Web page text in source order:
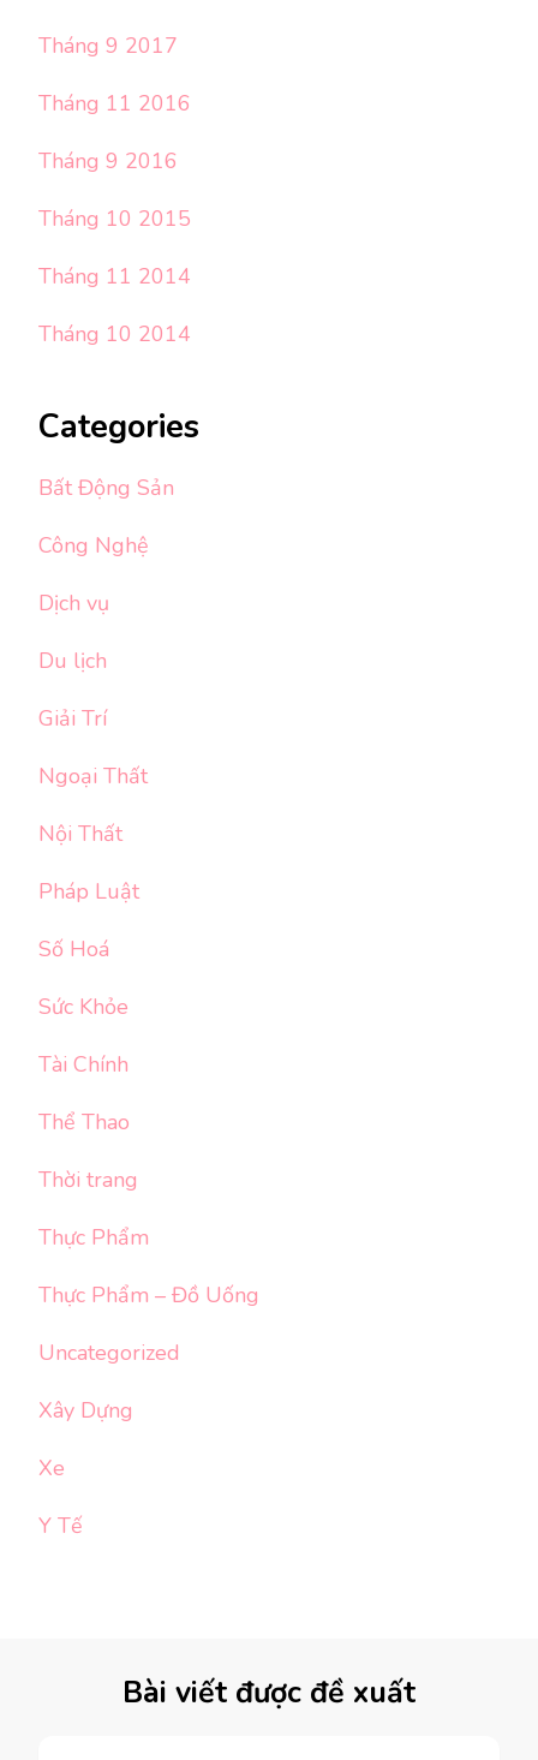
Tháng 9 2017
Tháng 11 2016
Tháng 9 2016
Tháng 10 2015
Tháng 11 2014
Tháng 10 2014
Categories
Bất Động Sản
Công Nghệ
Dịch vụ
Du lịch
Giải Trí
Ngoại Thất
Nội Thất
Pháp Luật
Số Hoá
Sức Khỏe
Tài Chính
Thể Thao
Thời trang
Thực Phẩm
Thực Phẩm – Đồ Uống
Uncategorized
Xây Dựng
Xe
Y Tế
Bài viết được đề xuất